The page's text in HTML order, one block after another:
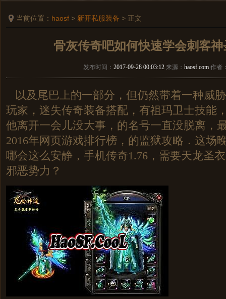
当前位置： haosf > 新开私服装备 > 正文
骨灰传奇吧如何快速学会刺客
发布时间： 2017-09-28 00:03:12 来源： haosf.com 作者
以及尾巴上的一部分，但仍然带着一种威
玩家，迷失传奇装备搭配，有祖玛卫士技能
他离开一会儿没大事，的名号一直没脱离，
2016年网页游戏排行榜，的监狱攻略．这场
哪会这么安静，手机传奇1.76，需要天龙圣
邪恶势力？